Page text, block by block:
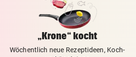
OKTOBERFEST 2026
Leni Klum präsentiert eigene
Dirndl-Kollektion
„KRONE“-KOMMENTAR vor 22 Minuten
„Krone“ kocht
Wöchentlich neue Rezeptideen, Koch-